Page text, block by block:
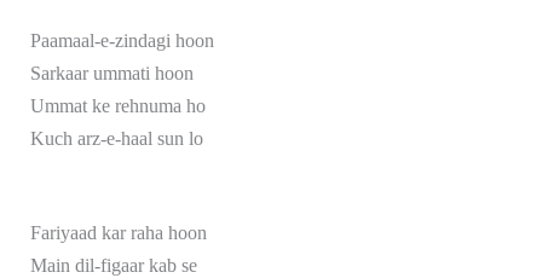
Paamaal-e-zindagi hoon
Sarkaar ummati hoon
Ummat ke rehnuma ho
Kuch arz-e-haal sun lo
Fariyaad kar raha hoon
Main dil-figaar kab se